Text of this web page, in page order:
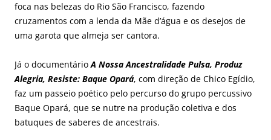
foca nas belezas do Rio São Francisco, fazendo
cruzamentos com a lenda da Mãe d’água e os desejos de
uma garota que almeja ser cantora.
Já o documentárioA Nossa Ancestralidade Pulsa, Produz
Alegria, Resiste: Baque Opará, com direção de Chico Egídio,
faz um passeio poético pelo percurso do grupo percussivo
Baque Opará, que se nutre na produção coletiva e dos
batuques de saberes de ancestrais.